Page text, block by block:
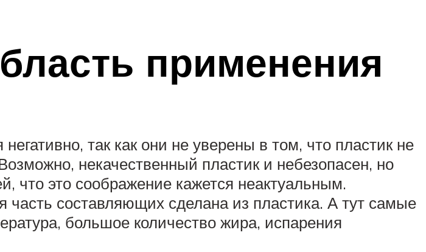
применения
так как они не уверены в том, что пластик не
некачественный пластик и небезопасен, но
что это соображение кажется неактуальным.
составляющих сделана из пластика. А тут самые
большое количество жира, испарения